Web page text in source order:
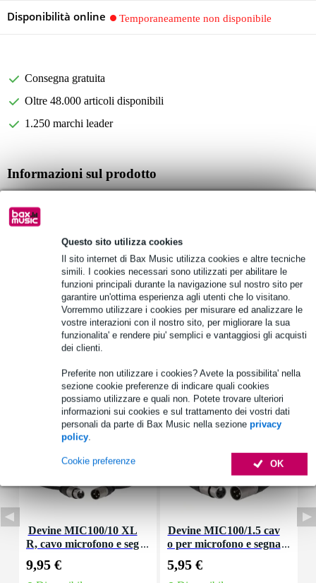
Questo sito utilizza cookies
Il sito internet di Bax Music utilizza cookies e altre tecniche
simili. I cookies necessari sono utilizzati per abilitare le
funzioni principali durante la navigazione sul nostro sito per
garantire un'ottima esperienza agli utenti che lo visitano.
Vorremmo utilizzare i cookies per misurare ed analizzare le
vostre interazioni con il nostro sito, per migliorare la sua
funzionalita' e rendere piu' semplici e vantaggiosi gli acquisti
dei clienti.
Preferite non utilizzare i cookies? Avete la possibilita' nella
sezione cookie preferenze di indicare quali cookies
possiamo utilizzare e quali non. Potete trovare ulteriori
informazioni sui cookies e sul trattamento dei vostri dati
personali da parte di Bax Music nella sezione privacy
policy.
OK
Cookie preferenze
Disponibilità online Temporaneamente non disponibile
Consegna gratuita
Oltre 48.000 articoli disponibili
1.250 marchi leader
Informazioni sul prodotto
potenza di uscita: 300W
risposta in frequenza: 50Hz - 18 kHz (-3dB)
Specifiche complete
Vedi anche (4)
Accessori (7)
Devine MIC100/10 XL
R, cavo microfono e seg
9,95 €
Devine MIC100/1.5 cav
o per microfono e segna
5,95 €